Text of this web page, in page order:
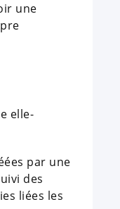
une
elle-
par une
des
liées les